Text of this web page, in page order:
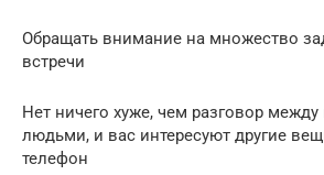
Обращать внимание на множество
встречи
Нет ничего хуже, чем разговор
людьми, и вас интересуют другие
телефон